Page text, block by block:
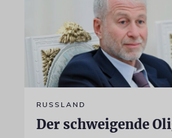
RUSSLAND
Der schweigende